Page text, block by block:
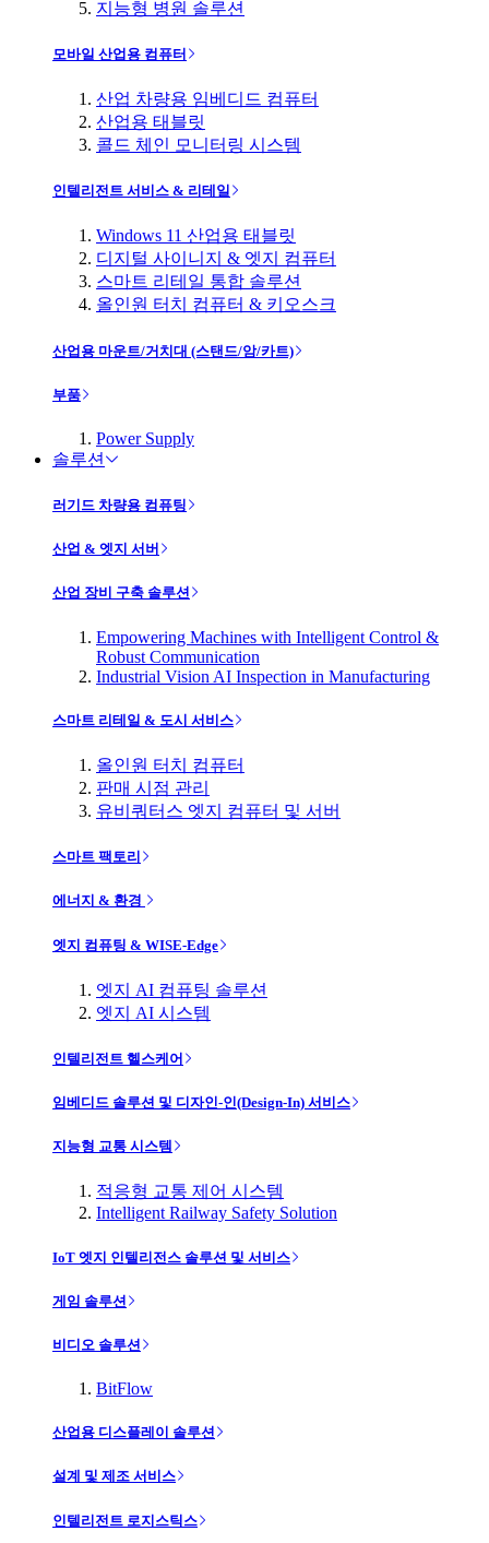
지능형 병원 솔루션
모바일 산업용 컴퓨터
산업 차량용 임베디드 컴퓨터
산업용 태블릿
콜드 체인 모니터링 시스템
인텔리전트 서비스 & 리테일
Windows 11 산업용 태블릿
디지털 사이니지 & 엣지 컴퓨터
스마트 리테일 통합 솔루션
올인원 터치 컴퓨터 & 키오스크
산업용 마운트/거치대 (스탠드/암/카트)
부품
Power Supply
솔루션
러기드 차량용 컴퓨팅
산업 & 엣지 서버
산업 장비 구축 솔루션
Empowering Machines with Intelligent Control &
Robust Communication
Industrial Vision AI Inspection in Manufacturing
스마트 리테일 & 도시 서비스
올인원 터치 컴퓨터
판매 시점 관리
유비쿼터스 엣지 컴퓨터 및 서버
스마트 팩토리
에너지 & 환경
엣지 컴퓨팅 & WISE-Edge
엣지 AI 컴퓨팅 솔루션
엣지 AI 시스템
인텔리전트 헬스케어
임베디드 솔루션 및 디자인-인(Design-In) 서비스
지능형 교통 시스템
적응형 교통 제어 시스템
Intelligent Railway Safety Solution
IoT 엣지 인텔리전스 솔루션 및 서비스
게임 솔루션
비디오 솔루션
BitFlow
산업용 디스플레이 솔루션
설계 및 제조 서비스
인텔리전트 로지스틱스